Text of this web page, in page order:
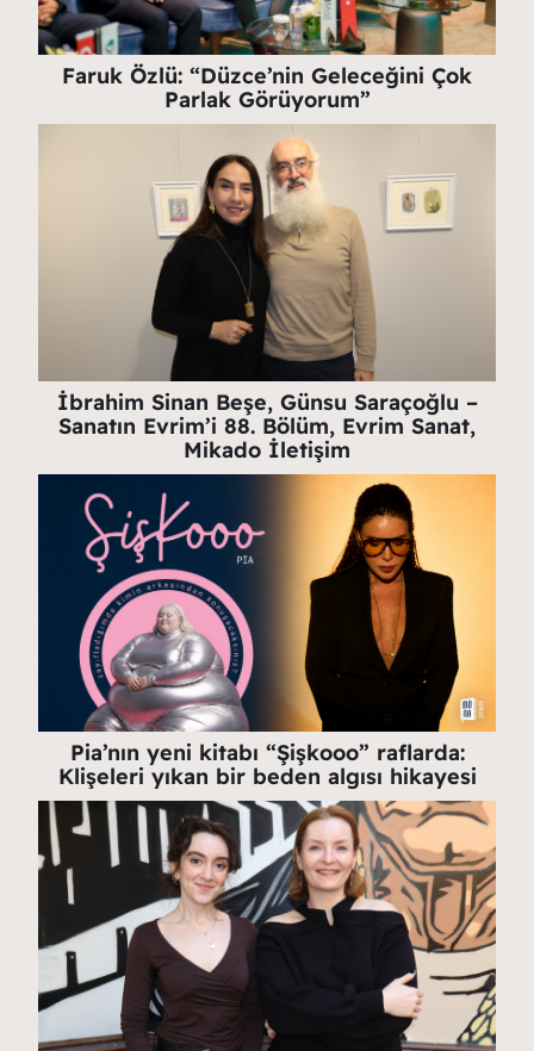
Faruk Özlü: “Düzce’nin Geleceğini Çok
Parlak Görüyorum”
İbrahim Sinan Beşe, Günsu Saraçoğlu –
Sanatın Evrim’i 88. Bölüm, Evrim Sanat,
Mikado İletişim
Pia’nın yeni kitabı “Şişkooo” raflarda:
Klişeleri yıkan bir beden algısı hikayesi